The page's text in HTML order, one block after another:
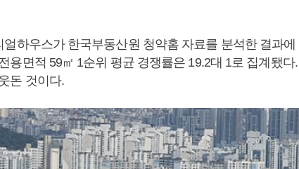
얼하우스가 한국부동산원 청약홈 자료를 분석한 결과
용면적 59㎡ 1순위 평균 경쟁률은 19.2대 1로 집계됐
돈 것이다.